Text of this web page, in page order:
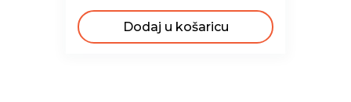
Dodaj u košaricu